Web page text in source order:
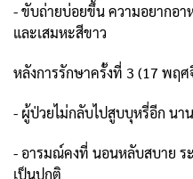
- ขับถ่ายบ่อยขึ้น ความอยากอา
และเสมหะสีขาว
หลังการรักษาครั้งที่ 3 (17 พฤ
- ผู้ป่วยไม่กลับไปสูบบุหรี่อีก นา
- อารมณ์คงที่ นอนหลับสบาย ร
เป็นปกติ